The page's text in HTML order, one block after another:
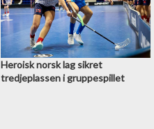
Heroisk norsk lag sikret
tredjeplassen i gruppespillet